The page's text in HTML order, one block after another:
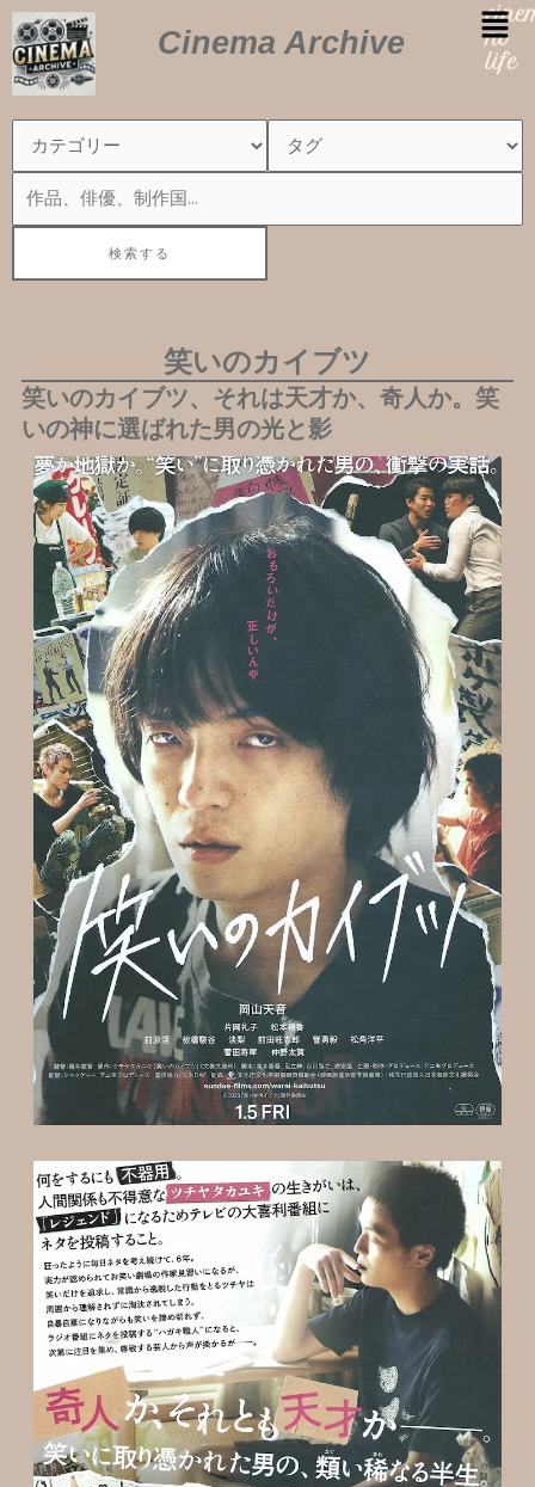
内
容
を
ス
Cinema Archive
no
life
笑いのカイブツ
笑いのカイブツ、それは天才か、奇人か。笑
いの神に選ばれた男の光と影